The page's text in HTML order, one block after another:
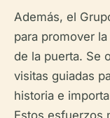
Además, el
para promover
de la puerta. Se
visitas guiadas
historia e
Estos esfuerzos